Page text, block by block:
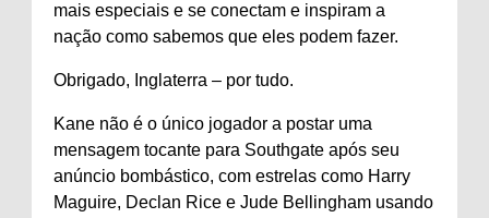
mais especiais e se conectam e inspiram a
nação como sabemos que eles podem fazer.
Obrigado, Inglaterra – por tudo.
Kane não é o único jogador a postar uma
mensagem tocante para Southgate após seu
anúncio bombástico, com estrelas como Harry
Maguire, Declan Rice e Jude Bellingham usando